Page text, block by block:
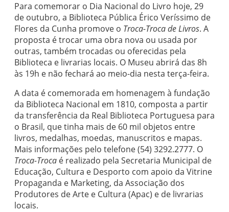
Para comemorar o Dia Nacional do Livro hoje, 29
de outubro, a Biblioteca Pública Érico Veríssimo de
Flores da Cunha promove o Troca-Troca de Livros. A
proposta é trocar uma obra nova ou usada por
outras, também trocadas ou oferecidas pela
Biblioteca e livrarias locais. O Museu abrirá das 8h
às 19h e não fechará ao meio-dia nesta terça-feira.
A data é comemorada em homenagem à fundação
da Biblioteca Nacional em 1810, composta a partir
da transferência da Real Biblioteca Portuguesa para
o Brasil, que tinha mais de 60 mil objetos entre
livros, medalhas, moedas, manuscritos e mapas.
Mais informações pelo telefone (54) 3292.2777. O
Troca-Troca é realizado pela Secretaria Municipal de
Educação, Cultura e Desporto com apoio da Vitrine
Propaganda e Marketing, da Associação dos
Produtores de Arte e Cultura (Apac) e de livrarias
locais.